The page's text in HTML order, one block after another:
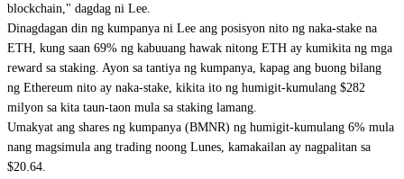
blockchain," dagdag ni Lee.
Dinagdagan din ng kumpanya ni Lee ang posisyon nito ng naka-stake na
ETH, kung saan 69% ng kabuuang hawak nitong ETH ay kumikita ng mga
reward sa staking. Ayon sa tantiya ng kumpanya, kapag ang buong bilang
ng Ethereum nito ay naka-stake, kikita ito ng humigit-kumulang $282
milyon sa kita taun-taon mula sa staking lamang.
Umakyat ang shares ng kumpanya (BMNR) ng humigit-kumulang 6% mula
nang magsimula ang trading noong Lunes, kamakailan ay nagpalitan sa
$20.64.